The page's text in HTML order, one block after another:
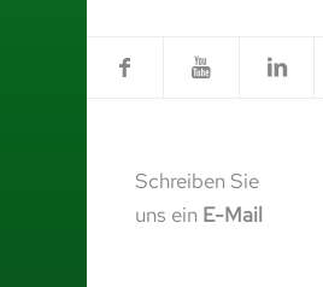
Schreiben Sie
uns ein E-Mail